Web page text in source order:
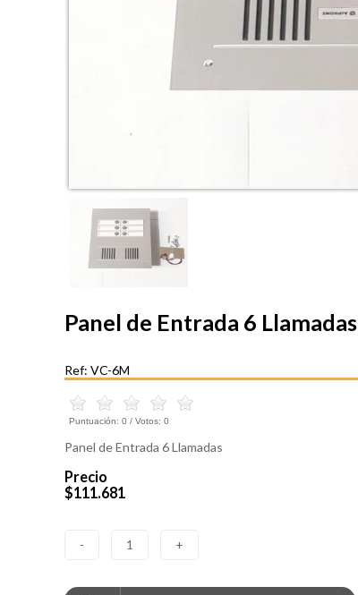
Panel de Entrada 6 Llamadas
Ref: VC-6M
Puntuación: 0 / Votos: 0
Panel de Entrada 6 Llamadas
Precio
$111.681
- 1 +